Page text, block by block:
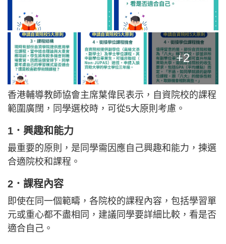
+2
香港輔導教師協會主席葉偉民表示，自資院校的課程
範圍廣闊，同學選校時，可從5大原則考慮。
1．興趣和能力
最重要的原則，是同學需因應自己興趣和能力，揀選
合適院校和課程。
2．課程內容
即使在同一個範疇，各院校的課程內容，包括學習單
元或重心都不盡相同，建議同學要詳細比較，看是否
適合自己。